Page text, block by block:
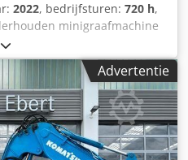
2022, bedrijfsturen: 720 h,
minigraafmachine
gegevens: * Operationeel
kg Dodszng Izopfx
2A met 11,8 kW * Totale
2.370 mm * Totale
(990 mm) * Breedte van
achterzijde 1.120 mm
1.570 mm * Max.
Advertentie